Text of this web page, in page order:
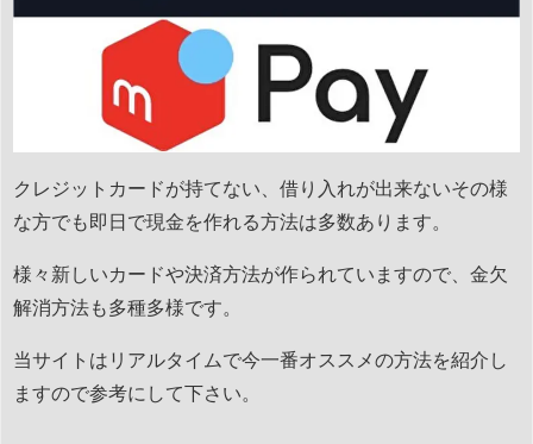
クレジットカードが持てない、借り入れが出来ないその様
な方でも即日で現金を作れる方法は多数あります。
様々新しいカードや決済方法が作られていますので、金欠
解消方法も多種多様です。
当サイトはリアルタイムで今一番オススメの方法を紹介し
ますので参考にして下さい。